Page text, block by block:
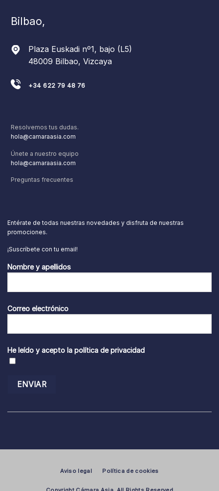
Bilbao,
Plaza Euskadi nº1, bajo (L5)
48009 Bilbao, Vizcaya
+34 622 79 48 76
Resolvemos tus dudas.
hola@camaraasia.com
Únete a nuestro equipo
hola@camaraasia.com
Preguntas frecuentes
Entérate de todas nuestras novedades y disfruta de nuestras
promociones.
¡Suscríbete con tu email!
Nombre y apellidos
Correo electrónico
He leído y acepto la política de privacidad
Aviso legal Política de cookies